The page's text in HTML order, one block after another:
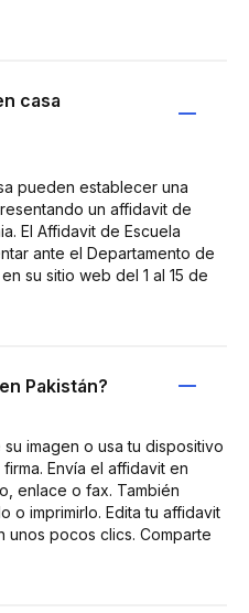
casa
pueden establecer una
un affidavit de
El Affidavit de Escuela
ante el Departamento de
su sitio web del 1 al 15 de
Pakistán?
imagen o usa tu dispositivo
Envía el affidavit en
enlace o fax. También
o imprimirlo. Edita tu affidavit
unos pocos clics. Comparte